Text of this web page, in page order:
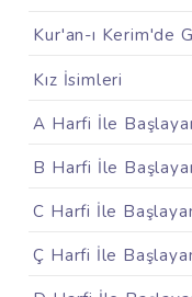
Kur'an-ı Kerim'de
Kız İsimleri
A Harfi İle
B Harfi İle
C Harfi İle
Ç Harfi İle